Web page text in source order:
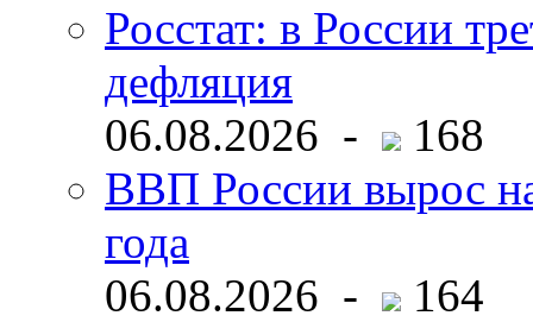
Росстат: в России
дефляция
06.08.2026 -
168
ВВП России вырос
года
06.08.2026 -
164